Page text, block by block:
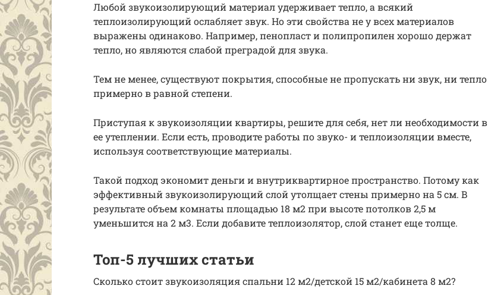
Любой звукоизолирующий материал удерживает тепло, а всякий
теплоизолирующий ослабляет звук. Но эти свойства не у всех материалов
выражены одинаково. Например, пенопласт и полипропилен хорошо держат
тепло, но являются слабой преградой для звука.
Тем не менее, существуют покрытия, способные не пропускать ни звук, ни тепло
примерно в равной степени.
Приступая к звукоизоляции квартиры, решите для себя, нет ли необходимости в
ее утеплении. Если есть, проводите работы по звуко- и теплоизоляции вместе,
используя соответствующие материалы.
Такой подход экономит деньги и внутриквартирное пространство. Потому как
эффективный звукоизолирующий слой утолщает стены примерно на 5 см. В
результате объем комнаты площадью 18 м2 при высоте потолков 2,5 м
уменьшится на 2 м3. Если добавите теплоизолятор, слой станет еще толще.
Топ-5 лучших статьи
Сколько стоит звукоизоляция спальни 12 м2/детской 15 м2/кабинета 8 м2?